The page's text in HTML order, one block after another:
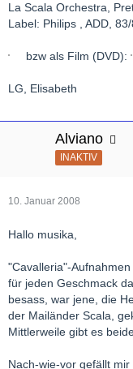
La Scala Orchestra,
Label: Philips , ADD,
bzw als Film (DVD):
LG, Elisabeth
Alviano
INAKTIV
10. Januar 2008
Hallo musika,
"Cavalleria"-
für jeden Geschmack
besass, war jene, die
der Mailänder Scala,
Mittlerweile gibt es
Nach-wie-vor gefällt